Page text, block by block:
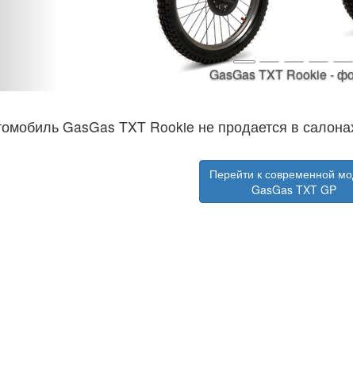
GasGas TXT Rookie -
GasGas TXT Rookie не продается в
Перейти к современной
GasGas TXT GP